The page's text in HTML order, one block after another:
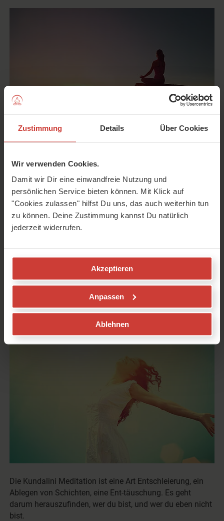
Zustimmung Details Über Cookies
Wir verwenden Cookies.
Damit wir Dir eine einwandfreie Nutzung und
persönlichen Service bieten können. Mit Klick auf
"Cookies zulassen" hilfst Du uns, das auch weiterhin tun
zu können. Deine Zustimmung kannst Du natürlich
jederzeit widerrufen.
Akzeptieren
Anpassen
Ablehnen
Meditation ist eines der schönsten Geschenke, das du dir
selbst machen kannst. Du wirst damit nicht nur innere
Ruhe erlangen, sondern kannst viele Bereiche deines
Lebens zum positiven verändern. Aber wie geht das und
warum wird Meditation in unserer modernen Welt immer…
Die Kundalini Meditation ist eine Art Entschleierung, ein
Ablegen von Schichten, eine Ent-täuschung. Es geht
darum herauszufinden, wer du bist, und wer du eben nicht
bist.
Die Kraft der Kundalini
Meditation und wie du sie
entfesselst
vonLis MitterrutznerinPraxis